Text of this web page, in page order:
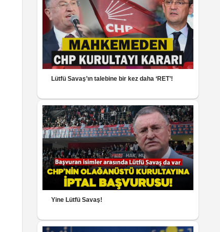
Lütfü Savaş’ın talebine bir kez daha ‘RET’!
Yine Lütfü Savaş!